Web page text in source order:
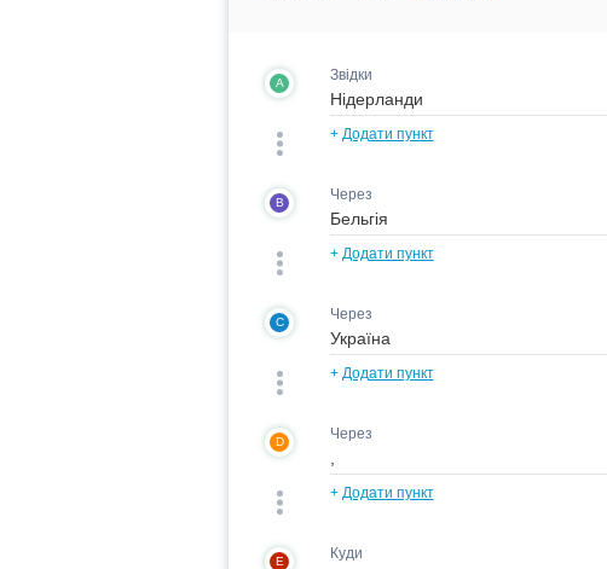
A Звідки
+ Додати пункт
B Через
+ Додати пункт
C Через
+ Додати пункт
D Через
+ Додати пункт
E Куди